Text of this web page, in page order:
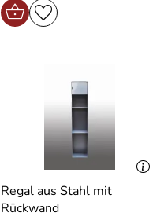
Regal aus Stahl mit
Rückwand